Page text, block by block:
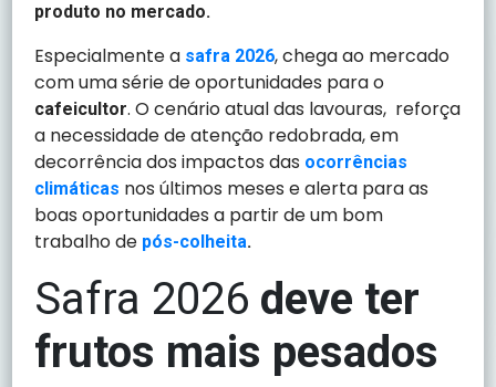
produto no mercado.
Especialmente a safra 2026, chega ao mercado
com uma série de oportunidades para o
cafeicultor. O cenário atual das lavouras, reforça
a necessidade de atenção redobrada, em
decorrência dos impactos das ocorrências
climáticas nos últimos meses e alerta para as
boas oportunidades a partir de um bom
trabalho de pós-colheita.
Safra 2026 deve ter
frutos mais pesados